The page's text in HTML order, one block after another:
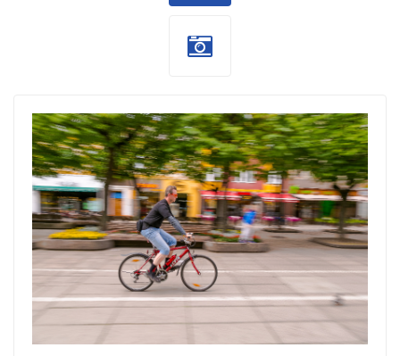
biciklisti-
dobrocinitim.png